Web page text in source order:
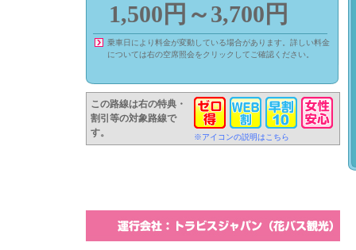
1,500円～3,700円
乗車日により料金が変動している場合があります。詳しい料金
については右の空席照会をクリックしてご確認ください。
この路線は右の特典・
割引等の対象路線で
す。
※アイコンの説明はこちら